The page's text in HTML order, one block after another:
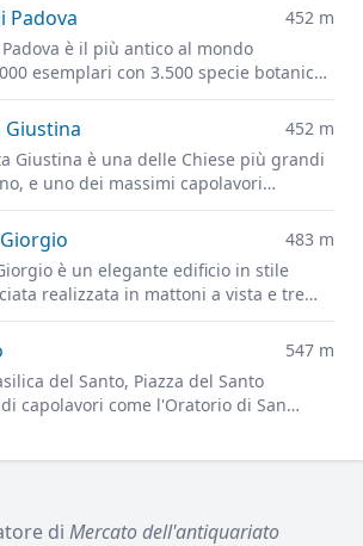
Padova
452 m
è il più antico al mondo
esemplari con 3.500 specie botaniche
della Biodiversità.
Giustina
452 m
Giustina è una delle Chiese più grandi
e uno dei massimi capolavori
483 m
è un elegante edificio in stile
realizzata in mattoni a vista e tre
tra cui spicca al centro San Giorgio
547 m
del Santo, Piazza del Santo
capolavori come l'Oratorio di San
di Mercato dell'antiquariato